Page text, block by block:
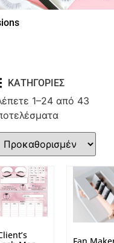
ΚΑΤΗΓΟΡΙΕΣ
1–24 από 43